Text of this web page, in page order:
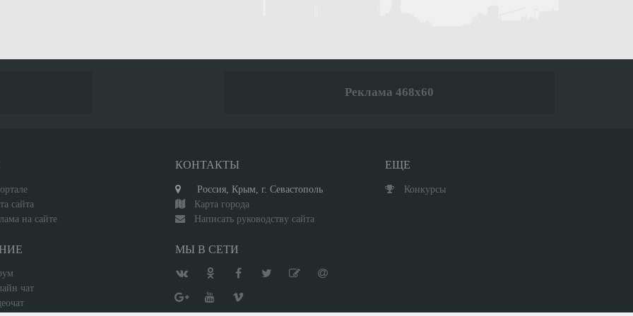
Реклама 468x60
сайта
на сайте
чат
КОНТАКТЫ
Россия, Крым, г. Севастополь
Карта города
Написать руководству сайта
МЫ В СЕТИ
ЕЩЕ
Конкурсы